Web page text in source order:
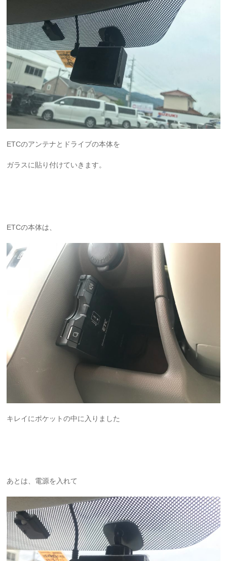
ETCのアンテナとドライブの本体を
ガラスに貼り付けていきます。
ETCの本体は、
キレイにポケットの中に入りました
あとは、電源を入れて